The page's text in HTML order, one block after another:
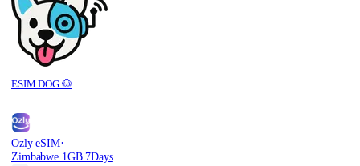
ESIM.DOG 🐶
Ozly eSIM·
Zimbabwe 1GB 7Days